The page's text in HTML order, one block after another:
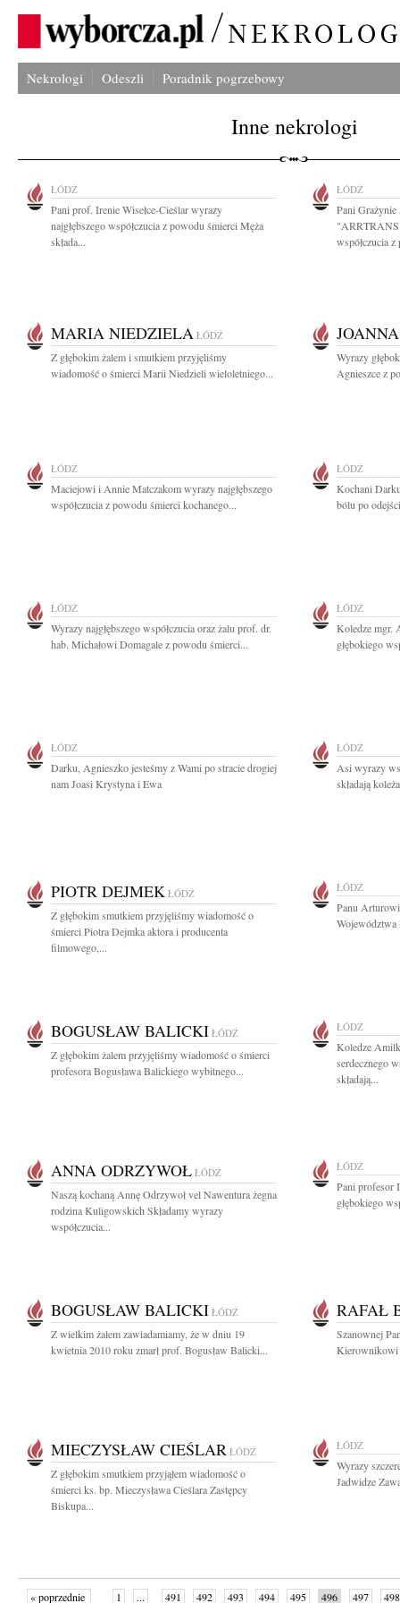
Nekrologi Odeszli Poradnik pogrzebowy
Inne nekrologi
ŁÓDŹ
Pani prof. Irenie Wisełce-Cieślar wyrazy
najgłębszego współczucia z powodu śmierci Męża
składa...
ŁÓDŹ
Pani
współczucia
MARIA NIEDZIELA ŁÓDŹ
Z głębokim żalem i smutkiem przyjęliśmy
wiadomość o śmierci Marii Niedzieli wieloletniego...
Wyrazy
Agnieszce z
ŁÓDŹ
Maciejowi i Annie Matczakom wyrazy najgłębszego
współczucia z powodu śmierci kochanego...
ŁÓDŹ
Kochani
bólu po
ŁÓDŹ
Wyrazy najgłębszego współczucia oraz żalu prof. dr.
hab. Michałowi Domagale z powodu śmierci...
ŁÓDŹ
Koledze mgr.
głębokiego
ŁÓDŹ
Darku, Agnieszko jesteśmy z Wami po stracie drogiej
nam Joasi Krystyna i Ewa
ŁÓDŹ
Asi wyrazy
składają
PIOTR DEJMEK ŁÓDŹ
Z głębokim smutkiem przyjęliśmy wiadomość o
śmierci Piotra Dejmka aktora i producenta
filmowego,...
ŁÓDŹ
Panu
BOGUSŁAW BALICKI ŁÓDŹ
Z głębokim żalem przyjęliśmy wiadomość o śmierci
profesora Bogusława Balickiego wybitnego...
ŁÓDŹ
Koledze
serdecznego
składają...
ANNA ODRZYWOŁ ŁÓDŹ
Naszą kochaną Annę Odrzywoł vel Nawentura żegna
rodzina Kuligowskich Składamy wyrazy
współczucia...
ŁÓDŹ
Pani profesor
głębokiego
BOGUSŁAW BALICKI ŁÓDŹ
Z wielkim żalem zawiadamiamy, że w dniu 19
kwietnia 2010 roku zmarł prof. Bogusław Balicki...
RAFAŁ
Szanownej
Kierownikowi
MIECZYSŁAW CIEŚLAR ŁÓDŹ
Z głębokim smutkiem przyjąłem wiadomość o
śmierci ks. bp. Mieczysława Cieślara Zastępcy
Biskupa...
ŁÓDŹ
Wyrazy
Jadwidze
« poprzednie 1 ... 491 492 493 494 495 496 497 498